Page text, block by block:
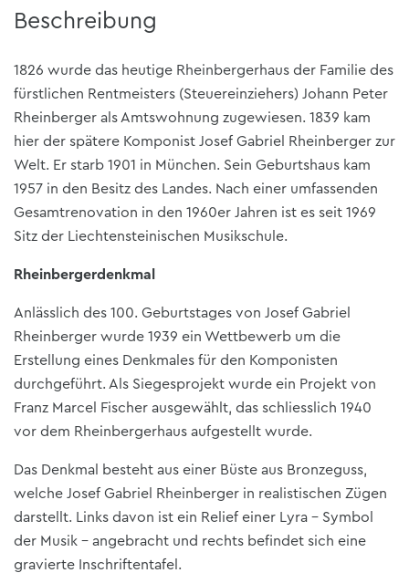
Beschreibung
1826 wurde das heutige Rheinbergerhaus der Familie des
fürstlichen Rentmeisters (Steuereinziehers) Johann Peter
Rheinberger als Amtswohnung zugewiesen. 1839 kam
hier der spätere Komponist Josef Gabriel Rheinberger zur
Welt. Er starb 1901 in München. Sein Geburtshaus kam
1957 in den Besitz des Landes. Nach einer umfassenden
Gesamtrenovation in den 1960er Jahren ist es seit 1969
Sitz der Liechtensteinischen Musikschule.
Rheinbergerdenkmal
Anlässlich des 100. Geburtstages von Josef Gabriel
Rheinberger wurde 1939 ein Wettbewerb um die
Erstellung eines Denkmales für den Komponisten
durchgeführt. Als Siegesprojekt wurde ein Projekt von
Franz Marcel Fischer ausgewählt, das schliesslich 1940
vor dem Rheinbergerhaus aufgestellt wurde.
Das Denkmal besteht aus einer Büste aus Bronzeguss,
welche Josef Gabriel Rheinberger in realistischen Zügen
darstellt. Links davon ist ein Relief einer Lyra – Symbol
der Musik – angebracht und rechts befindet sich eine
gravierte Inschriftentafel.